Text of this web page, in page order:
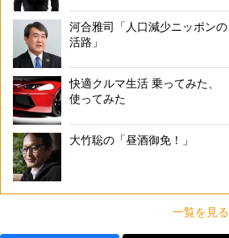
河合雅司「人口減少ニッポンの
活路」
快適クルマ生活 乗ってみた、
使ってみた
大竹聡の「昼酒御免！」
一覧を見る